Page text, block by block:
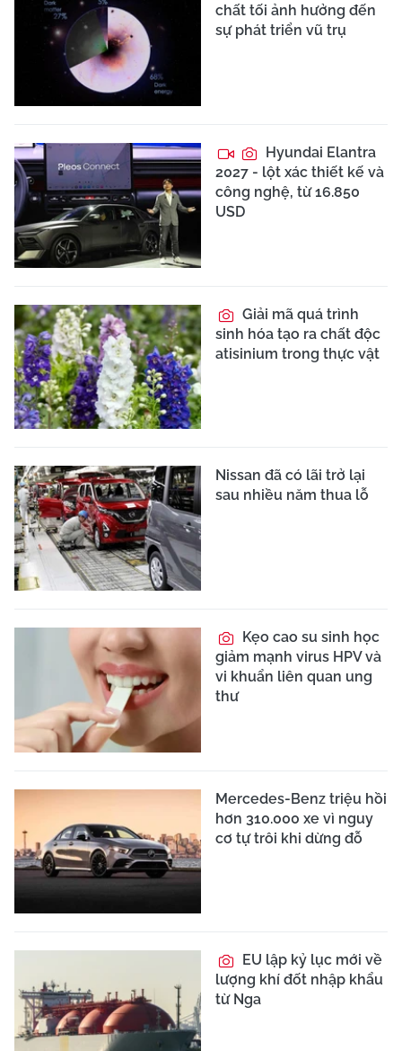
chất tối ảnh hưởng đến
sự phát triển vũ trụ
Hyundai Elantra
2027 - lột xác thiết kế và
công nghệ, từ 16.850
USD
Giải mã quá trình
sinh hóa tạo ra chất độc
atisinium trong thực vật
Nissan đã có lãi trở lại
sau nhiều năm thua lỗ
Kẹo cao su sinh học
giảm mạnh virus HPV và
vi khuẩn liên quan ung
thư
Mercedes-Benz triệu hồi
hơn 310.000 xe vì nguy
cơ tự trôi khi dừng đỗ
EU lập kỷ lục mới về
lượng khí đốt nhập khẩu
từ Nga